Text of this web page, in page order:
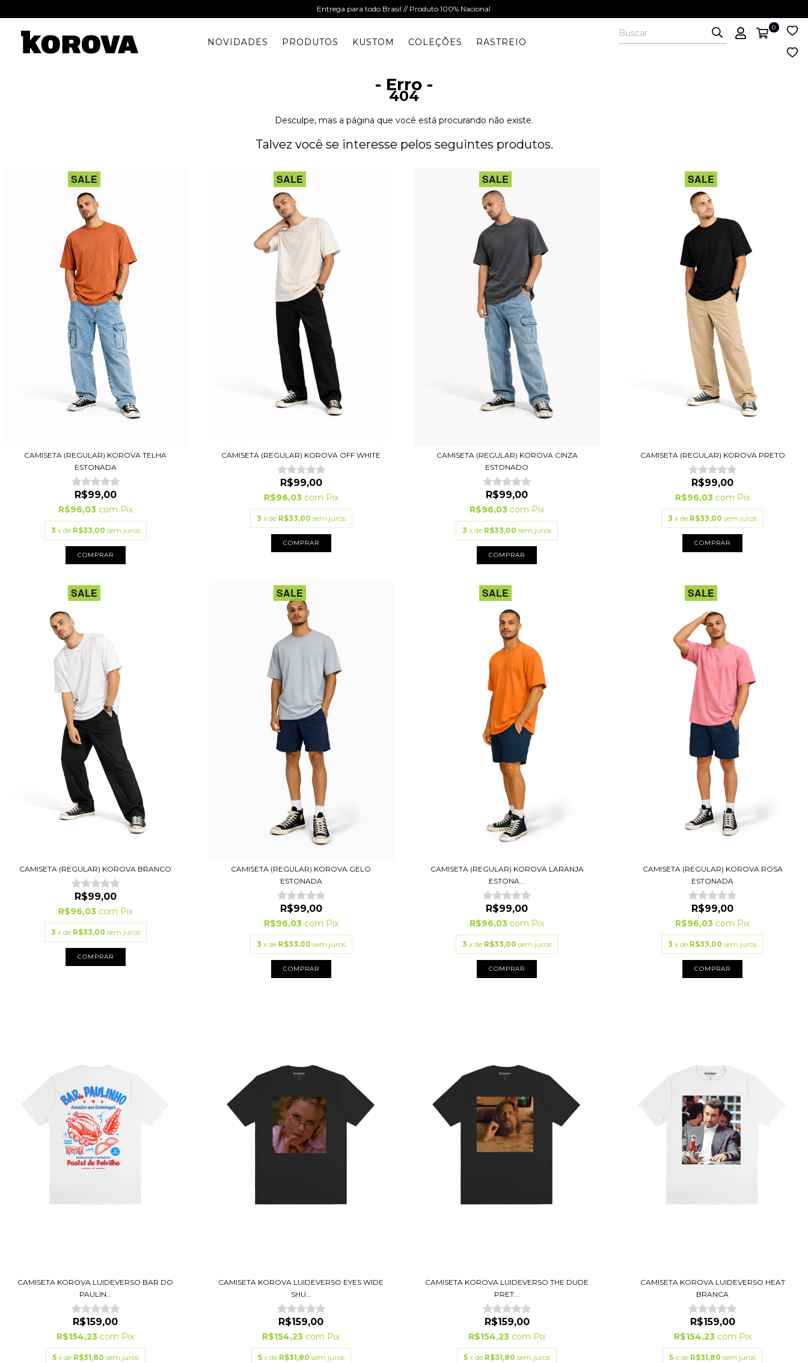
Entrega para todo Brasil // Produto 100% Nacional
NOVIDADES PRODUTOS KUSTOM COLEÇÕES RASTREIO
0
- Erro -
404
Desculpe, mas a página que você está procurando não existe.
Talvez você se interesse pelos seguintes produtos.
SALE
CAMISETA (REGULAR) KOROVA TELHA
ESTONADA
R$99,00
R$96,03 com Pix
3 x de R$33,00 sem juros
COMPRAR
SALE
CAMISETA (REGULAR) KOROVA OFF WHITE
R$99,00
R$96,03 com Pix
3 x de R$33,00 sem juros
COMPRAR
SALE
CAMISETA (REGULAR) KOROVA CINZA
ESTONADO
R$99,00
R$96,03 com Pix
3 x de R$33,00 sem juros
COMPRAR
SALE
CAMISETA (REGULAR) KOROVA PRETO
R$99,00
R$96,03 com Pix
3 x de R$33,00 sem juros
COMPRAR
SALE
CAMISETA (REGULAR) KOROVA BRANCO
R$99,00
R$96,03 com Pix
3 x de R$33,00 sem juros
COMPRAR
SALE
CAMISETA (REGULAR) KOROVA GELO
ESTONADA
R$99,00
R$96,03 com Pix
3 x de R$33,00 sem juros
COMPRAR
SALE
CAMISETA (REGULAR) KOROVA LARANJA
ESTONA...
R$99,00
R$96,03 com Pix
3 x de R$33,00 sem juros
COMPRAR
SALE
CAMISETA (REGULAR) KOROVA ROSA
ESTONADA
R$99,00
R$96,03 com Pix
3 x de R$33,00 sem juros
COMPRAR
CAMISETA KOROVA LUIDEVERSO BAR DO
PAULIN...
R$159,00
R$154,23 com Pix
5 x de R$31,80 sem juros
CAMISETA KOROVA LUIDEVERSO EYES WIDE
SHU...
R$159,00
R$154,23 com Pix
5 x de R$31,80 sem juros
CAMISETA KOROVA LUIDEVERSO THE DUDE
PRET...
R$159,00
R$154,23 com Pix
5 x de R$31,80 sem juros
CAMISETA KOROVA LUIDEVERSO HEAT
BRANCA
R$159,00
R$154,23 com Pix
5 x de R$31,80 sem juros